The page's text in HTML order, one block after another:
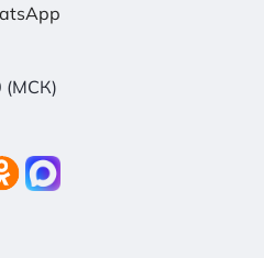
(МСК)